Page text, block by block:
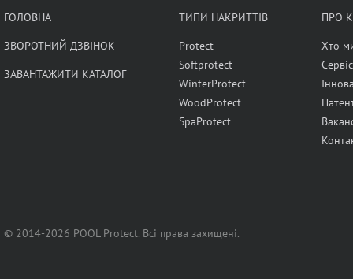
ГОЛОВНА
ЗВОРОТНИЙ ДЗВІНОК
ЗАВАНТАЖИТИ КАТАЛОГ
ТИПИ НАКРИТТІВ
Protect
Softprotect
WinterProtect
WoodProtect
SpaProtect
ПРО
Хто
Сервіс
© 2014-2026 POOL Protect. Всі права захищені.